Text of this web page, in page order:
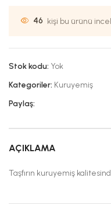
46 kişi bu ürünü
Stok kodu: Yok
Kategoriler: Kuruyemiş
Paylaş:
AÇIKLAMA
Taşfırın kuruyemiş